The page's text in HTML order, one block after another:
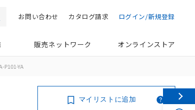
検索 ログイン/新規登録
カタログ請求
お問い合わせ
販売ネットワーク オンラインストア
P101-YA
マイリストに追加